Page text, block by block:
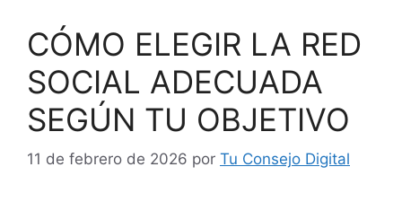
CÓMO ELEGIR LA RED
SOCIAL ADECUADA
SEGÚN TU OBJETIVO
11 de febrero de 2026 por Tu Consejo Digital